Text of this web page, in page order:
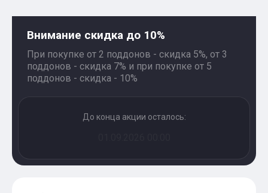
Внимание скидка до 10%
При покупке от 2 поддонов - скидка 5%, от 3
поддонов - скидка 7% и при покупке от 5
поддонов - скидка - 10%
До конца акции осталось: